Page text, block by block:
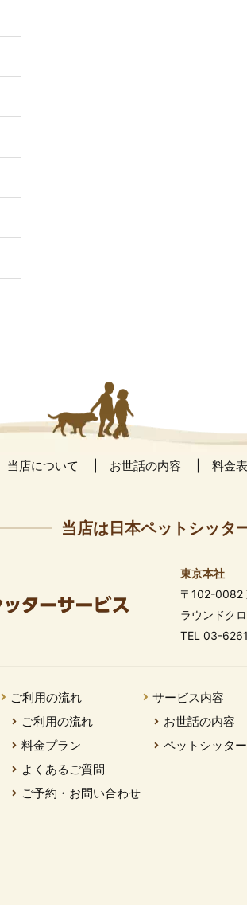
当店について お世話の内容 料金表
当店は日本ペットシッタ
東京本社
〒102-0082
ラウンドク
TEL 03-
ご利用の流れ
ご利用の流れ
料金プラン
よくあるご質問
ご予約・お問い合わせ
サービス内容
お世話の内容
ペットシッタ